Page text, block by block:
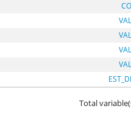
Total